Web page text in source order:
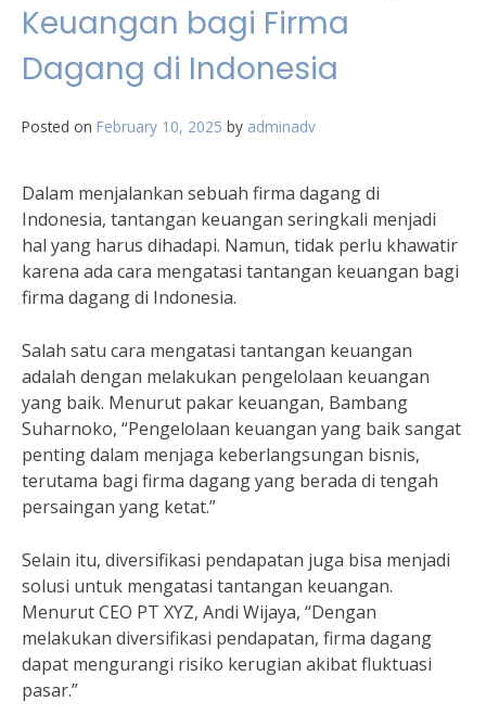
Keuangan bagi Firma
Dagang di Indonesia
Posted on February 10, 2025 by adminadv
Dalam menjalankan sebuah firma dagang di
Indonesia, tantangan keuangan seringkali menjadi
hal yang harus dihadapi. Namun, tidak perlu khawatir
karena ada cara mengatasi tantangan keuangan bagi
firma dagang di Indonesia.
Salah satu cara mengatasi tantangan keuangan
adalah dengan melakukan pengelolaan keuangan
yang baik. Menurut pakar keuangan, Bambang
Suharnoko, “Pengelolaan keuangan yang baik sangat
penting dalam menjaga keberlangsungan bisnis,
terutama bagi firma dagang yang berada di tengah
persaingan yang ketat.”
Selain itu, diversifikasi pendapatan juga bisa menjadi
solusi untuk mengatasi tantangan keuangan.
Menurut CEO PT XYZ, Andi Wijaya, “Dengan
melakukan diversifikasi pendapatan, firma dagang
dapat mengurangi risiko kerugian akibat fluktuasi
pasar.”